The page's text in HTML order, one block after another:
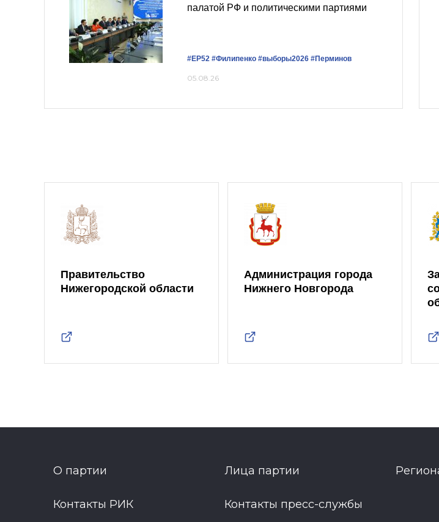
палатой РФ и политическими партиями
#ЕР52 #Филипенко #выборы2026 #Перминов
05.08.26
Правительство
Нижегородской области
Администрация города
Нижнего Новгорода
О партии Лица партии
Контакты РИК Контакты пресс-службы